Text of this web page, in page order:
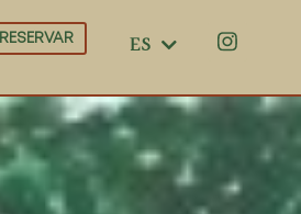
RESERVAR ES
CA